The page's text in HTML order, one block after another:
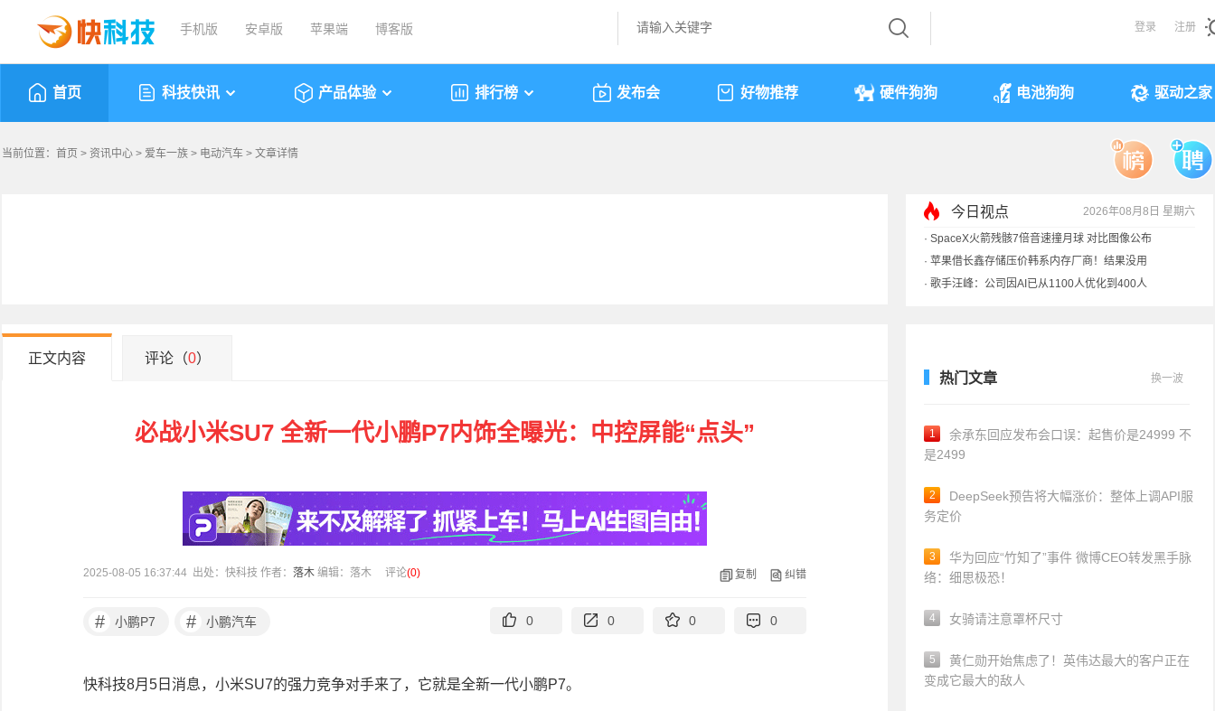
手机版 安卓版 苹果端 博客版 登录 注册
首页 科技快讯 产品体验 排行榜 发布会 好物推荐 硬件狗狗 电池狗狗 驱动之家
当前位置： 首页 > 资讯中心 > 爱车一族 > 电动汽车 > 文章详情
今日视点 2026年08月8日 星期六
· SpaceX火箭残骸7倍音速撞月球 对比图像公布
· 苹果借长鑫存储压价韩系内存厂商！结果没用
· 歌手汪峰：公司因AI已从1100人优化到400人
正文内容 评论（0）
必战小米SU7 全新一代小鹏P7内饰全曝光：中控屏能“点头”
2025-08-05 16:37:44 出处：快科技 作者： 落木 编辑：落木 评论(0) 复制 纠错
# 小鹏P7 # 小鹏汽车 0 0 0 0
快科技8月5日消息，小米SU7的强力竞争对手来了，它就是全新一代小鹏P7。
热门文章 换一波
1
余承东回应发布会口误：起售价是24999 不
是2499
2
DeepSeek预告将大幅涨价：整体上调API服
务定价
3
华为回应“竹知了”事件 微博CEO转发黑手脉
络：细思极恐！
4 女骑请注意罩杯尺寸
5
黄仁勋开始焦虑了！英伟达最大的客户正在
变成它最大的敌人